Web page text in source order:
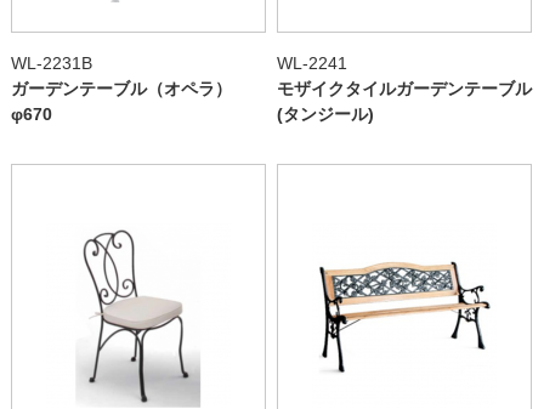
WL-2231B
ガーデンテーブル（オペラ）
φ670
WL-2241
モザイクタイルガーデンテーブル
(タンジール)